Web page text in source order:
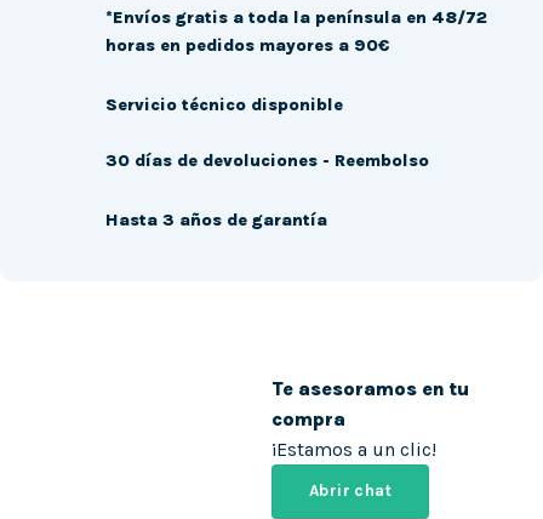
Te asesoramos en tu
compra
¡Estamos a un clic!
Abrir chat
*Envíos gratis a toda la península en 48/72
horas en pedidos mayores a 90€
Servicio técnico disponible
30 días de devoluciones - Reembolso
Hasta 3 años de garantía